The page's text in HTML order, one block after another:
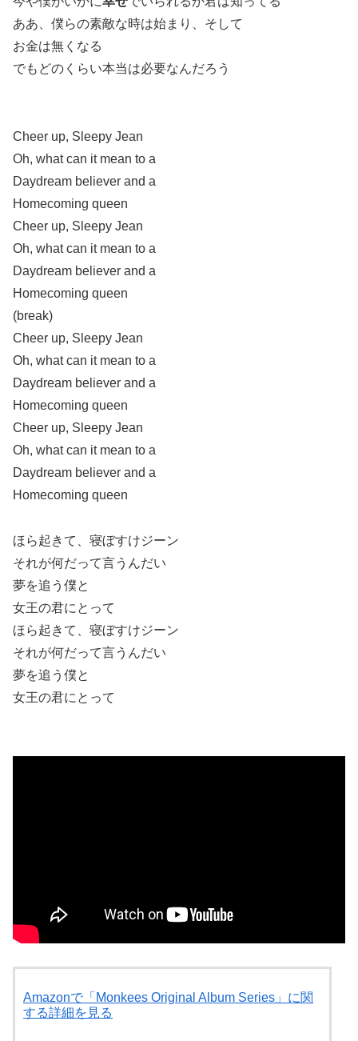
ああ、僕らの素敵な時は始まり、そして
お金は無くなる
でもどのくらい本当は必要なんだろう
Cheer up, Sleepy Jean
Oh, what can it mean to a
Daydream believer and a
Homecoming queen
Cheer up, Sleepy Jean
Oh, what can it mean to a
Daydream believer and a
Homecoming queen
(break)
Cheer up, Sleepy Jean
Oh, what can it mean to a
Daydream believer and a
Homecoming queen
Cheer up, Sleepy Jean
Oh, what can it mean to a
Daydream believer and a
Homecoming queen
ほら起きて、寝ぼすけジーン
それが何だって言うんだい
夢を追う僕と
女王の君にとって
ほら起きて、寝ぼすけジーン
それが何だって言うんだい
夢を追う僕と
女王の君にとって
Amazonで「Monkees Original Album Series」に関
する詳細を見る